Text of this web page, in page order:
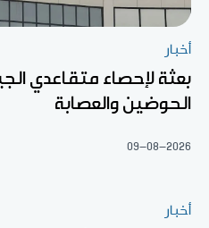
أخبار
بعثة لإحصاء متقاعدي
الحوضين والعصابة
09-08-2026
أخبار